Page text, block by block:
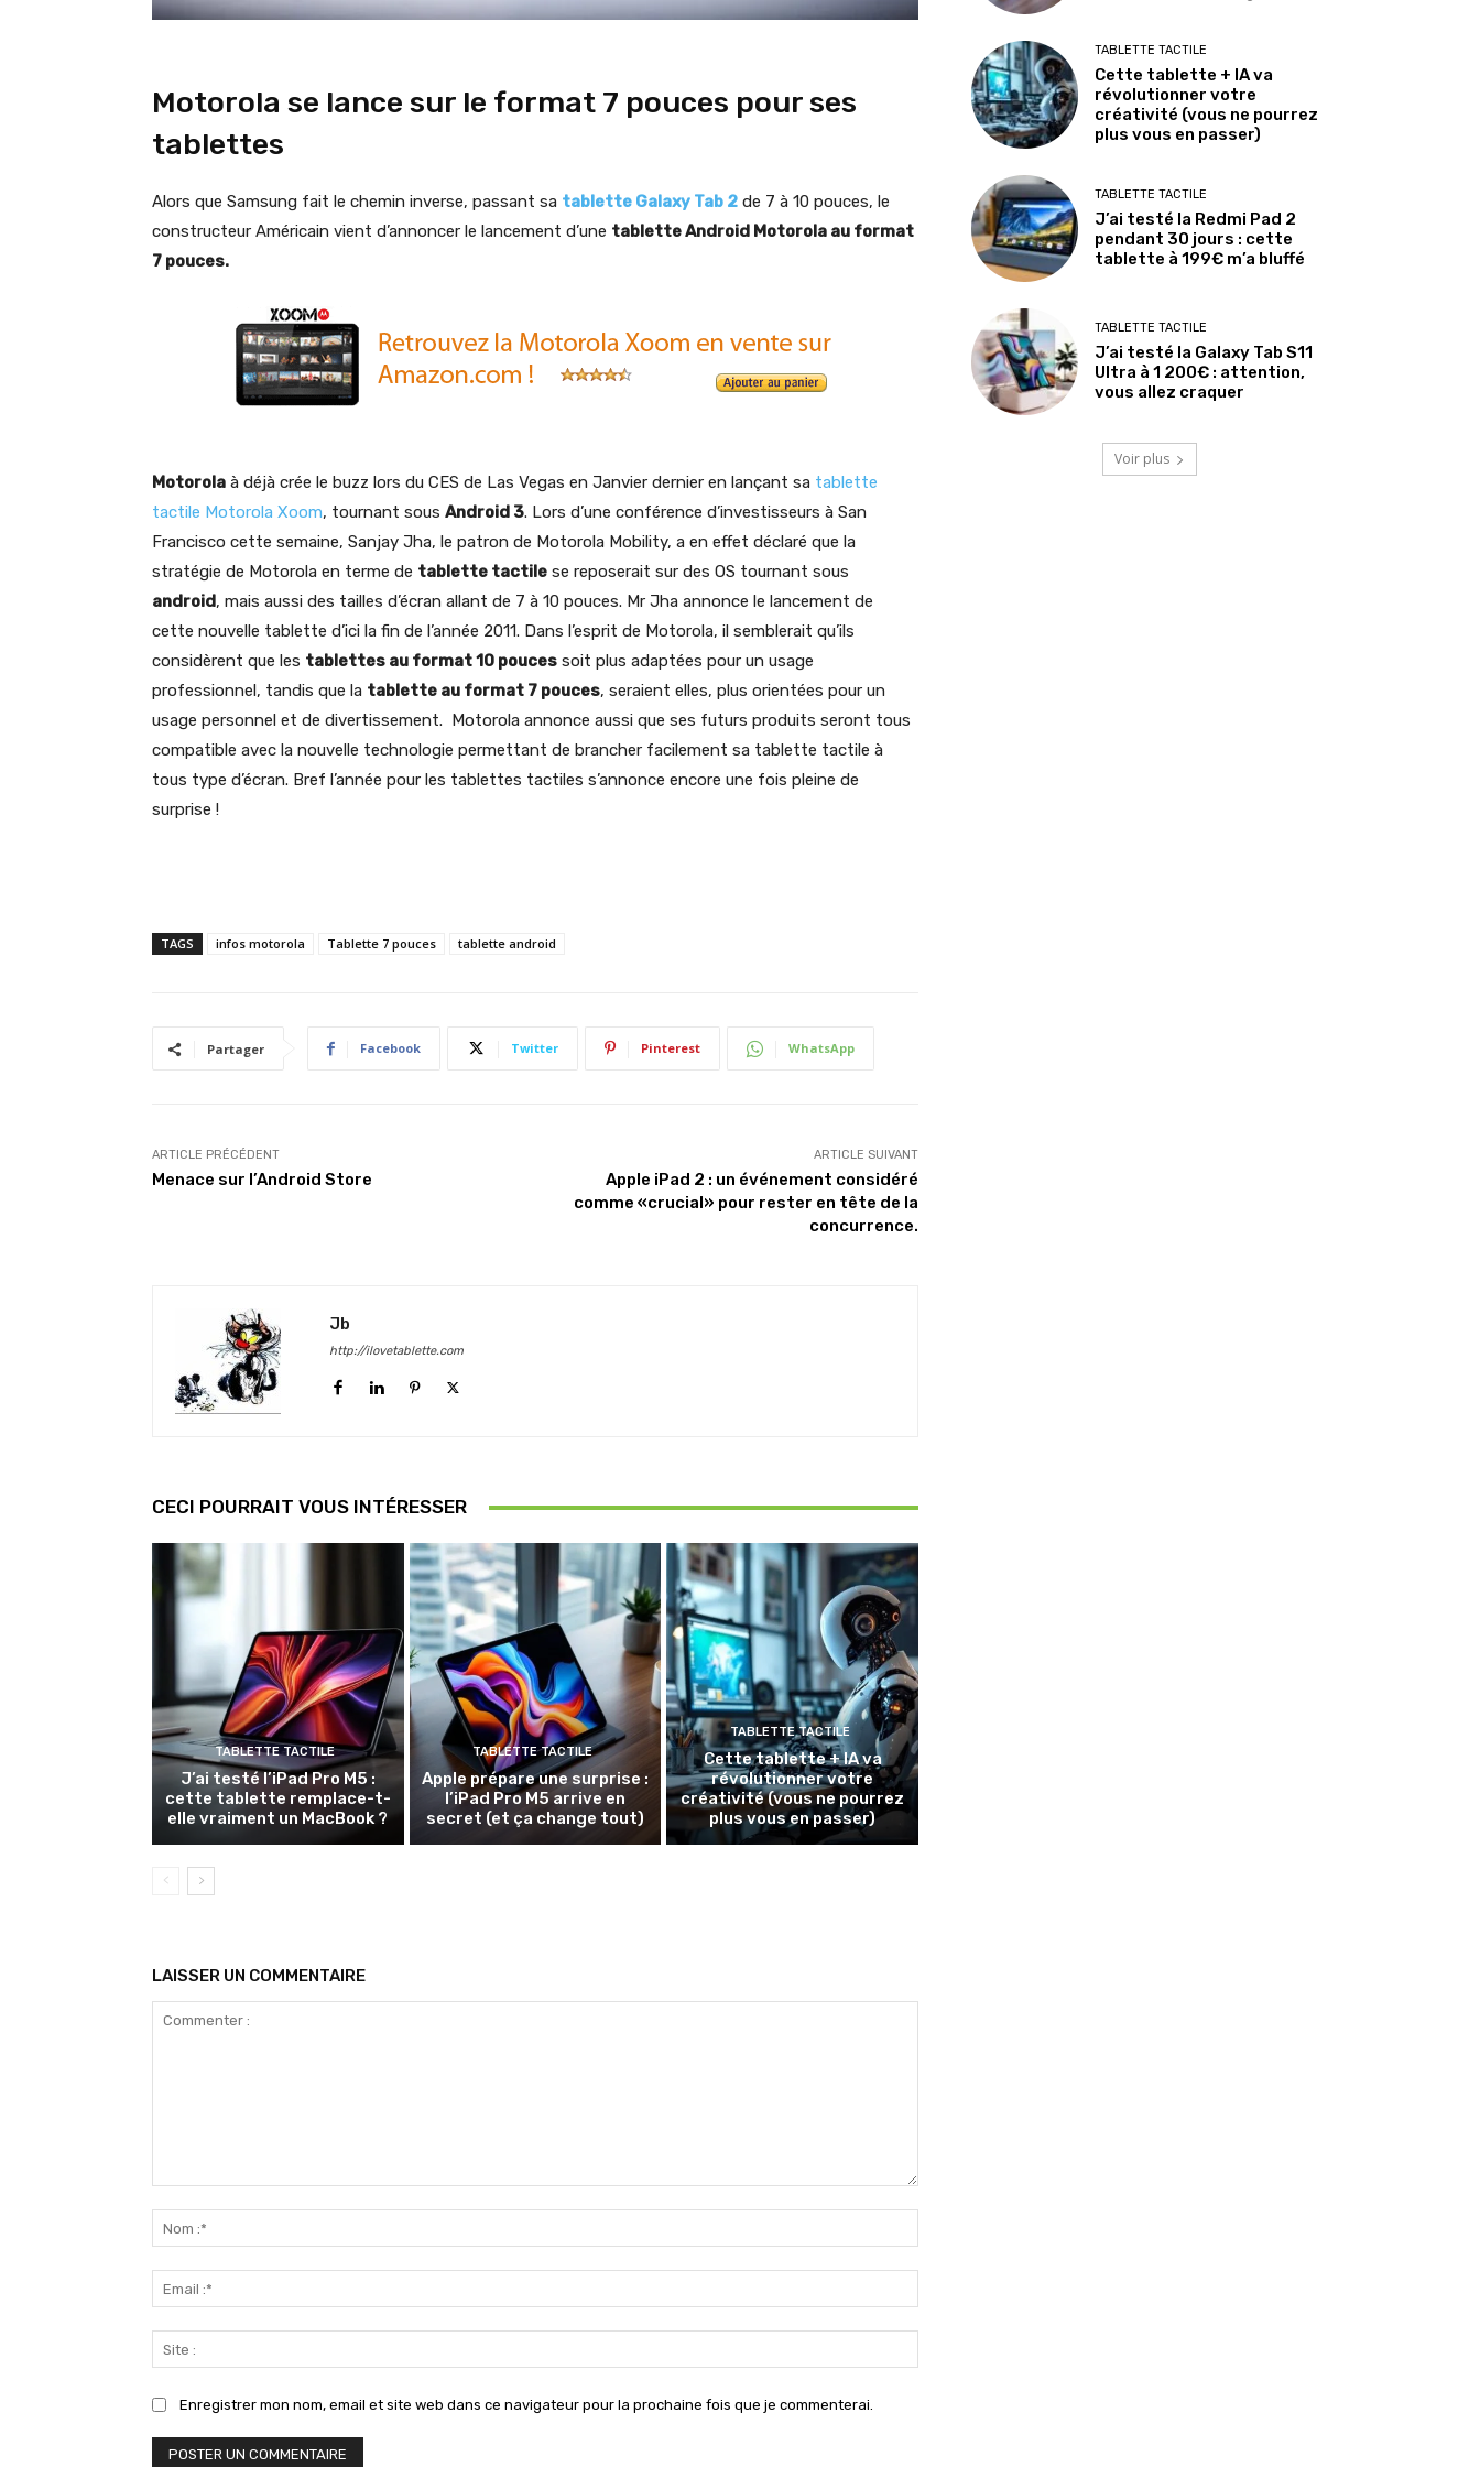
Motorola se lance sur le format 7 pouces pour ses
tablettes
Alors que Samsung fait le chemin inverse, passant sa tablette Galaxy Tab 2 de 7 à 10 pouces, le
constructeur Américain vient d’annoncer le lancement d’une tablette Android Motorola au format
7 pouces.
Motorola à déjà crée le buzz lors du CES de Las Vegas en Janvier dernier en lançant sa tablette
tactile Motorola Xoom, tournant sous Android 3. Lors d’une conférence d’investisseurs à San
Francisco cette semaine, Sanjay Jha, le patron de Motorola Mobility, a en effet déclaré que la
stratégie de Motorola en terme de tablette tactile se reposerait sur des OS tournant sous
android, mais aussi des tailles d’écran allant de 7 à 10 pouces. Mr Jha annonce le lancement de
cette nouvelle tablette d’ici la fin de l’année 2011. Dans l’esprit de Motorola, il semblerait qu’ils
considèrent que les tablettes au format 10 pouces soit plus adaptées pour un usage
professionnel, tandis que la tablette au format 7 pouces, seraient elles, plus orientées pour un
usage personnel et de divertissement. Motorola annonce aussi que ses futurs produits seront tous
compatible avec la nouvelle technologie permettant de brancher facilement sa tablette tactile à
tous type d’écran. Bref l’année pour les tablettes tactiles s’annonce encore une fois pleine de
surprise !
TAGS infos motorola Tablette 7 pouces tablette android
Partager Facebook Twitter Pinterest WhatsApp
ARTICLE PRÉCÉDENT
Menace sur l’Android Store
ARTICLE SUIVANT
Apple iPad 2 : un événement considéré
comme «crucial» pour rester en tête de la
concurrence.
Jb
http://ilovetablette.com
CECI POURRAIT VOUS INTÉRESSER
TABLETTE TACTILE
J’ai testé l’iPad Pro M5 :
cette tablette remplace-t-
elle vraiment un MacBook ?
TABLETTE TACTILE
Apple prépare une surprise :
l’iPad Pro M5 arrive en
secret (et ça change tout)
TABLETTE TACTILE
Cette tablette + IA va
révolutionner votre
créativité (vous ne pourrez
plus vous en passer)
LAISSER UN COMMENTAIRE
:*
:*
:
Enregistrer mon nom, email et site web dans ce navigateur pour la prochaine fois que je commenterai.
TABLETTE TACTILE
Cette tablette + IA va
révolutionner votre
créativité (vous ne pourrez
plus vous en passer)
TABLETTE TACTILE
J’ai testé la Redmi Pad 2
pendant 30 jours : cette
tablette à 199€ m’a bluffé
TABLETTE TACTILE
J’ai testé la Galaxy Tab S11
Ultra à 1 200€ : attention,
vous allez craquer
Voir plus